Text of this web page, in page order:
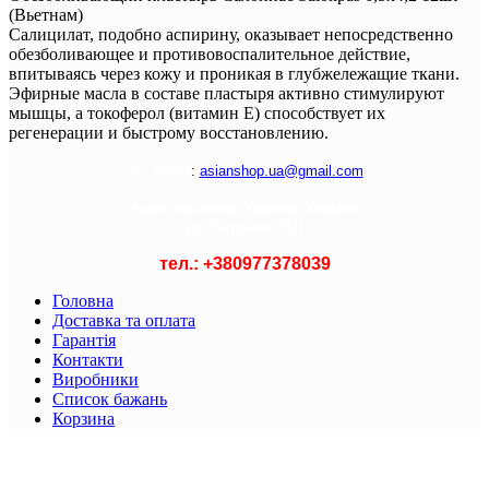
(Вьетнам)
Салицилат, подобно аспирину, оказывает непосредственно
обезболивающее и противовоспалительное действие,
впитываясь через кожу и проникая в глубжележащие ткани.
Эфирные масла в составе пластыря активно стимулируют
мышцы, а токоферол (витамин Е) способствует их
регенерации и быстрому восстановлению.
: asianshop.ua@gmail.com
тел.: +380977378039
Головна
Доставка та оплата
Гарантія
Контакти
Виробники
Список бажань
Корзина